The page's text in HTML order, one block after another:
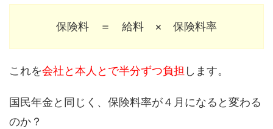
保険料 ＝ 給料 × 保険料率
これを会社と本人とで半分ずつ負担 します。
国民年金と同じく、保険料率が４月になると変わる
のか？